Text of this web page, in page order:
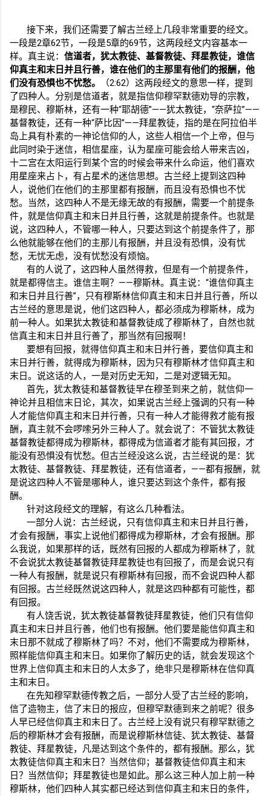
接下来，我们还需要了解古兰经上几段非常重要的经文。
一段是2章62节，一段是5章的69节，这两段经文内容基本一
样。真主说： 信道者，犹太教徒、基督教徒、拜星教徒，谁信
仰真主和末日并且行善，谁在他们的主那里有他们的报酬，他
们没有恐惧也不忧愁。
（2:62）这两段经文的意思一样，提到
了四种人。分别是信道者，就是指信仰穆罕默德劝导的宗教，
是穆民、穆斯林，还有一种“耶胡德”——犹太教徒，“奈萨拉”——
基督教徒，还有一种“萨比因”——拜星教徒，指的是在阿拉伯半
岛上具有朴素的一神论信仰的人，这些人相信一个上帝，但与
此同时染于迷信，相信星座，认为星座可能会给人带来吉凶，
十二宫在太阳运行到某个宫的时候会带来什么命运，他们喜欢
用星座来占卜，有占星术的迷信思想。古兰经上提到这四种
人，说他们在他们的主那里都有报酬，而且没有恐惧也不忧
愁。当然，这四种人不是无缘无故的有报酬，需要一个前提条
件，就是信仰真主和末日并且行善，这就是前提条件。也就是
说，这四种人，不管哪一种人，只要达到这个前提条件了，那
么他就能够在他们的主那儿有报酬，并且没有恐惧，没有忧
愁，无忧无虑，没有忧愁没有烦恼。
有的人说了，这四种人虽然得救，但是有一个前提条件，
就是都得信主。谁信主啊？——穆斯林。真主说：“谁信仰真主
和末日并且行善”，只有穆斯林信仰真主和末日并且行善，所以
古兰经的意思是说，他们这四种人，都必须成为穆斯林，成为
前一种人。如果犹太教徒和基督教徒成了穆斯林了，自然也就
信真主和末日并且行善了，那当然有回报啊！
要想有回报，就得信仰真主和末日并行善，要信仰真主和
末日并行善，就得成为穆斯林，因为只有穆斯林才信仰真主和
末日。说这话的人，一是对历史无知，二是对逻辑无知。
首先，犹太教徒和基督教徒早在穆圣到来之前，就信仰一
神论并且相信末日论，其次，如果说古兰经上强调的只有一种
人才能信仰真主和末日并行善，只有一种人才能得救才能有报
酬，真主就不会啰嗦另外三种人了。就会说了：不管犹太教徒
基督教徒都得成为穆斯林，都得成为信道者才能有其回报，才
能没有恐惧没有忧愁。但古兰经没这么说，古兰经说的是：犹
太教徒、基督教徒、拜星教徒，还有信道者，——都有报酬，就
是说这四种人不管是哪种人，谁只要达到这个条件，都有报
酬。
针对这段经文的理解，有这么几种看法。
一部分人说：古兰经说，只有信仰真主和末日并且行善，
才会有报酬，事实上说他们都得成为穆斯林，才会有报酬。那
么我说，如果那样的话，既然有回报的人都成为穆斯林了，就
不会说犹太教徒基督教徒拜星教徒也有回报了，而是会说只有
一种人有报酬，就是说只有穆斯林有回报，而不会说四种人都
有回报。古兰经既然说这四种人，就是这四种都有可能性，都
有回报。
有人饶舌说，犹太教徒基督教徒拜星教徒，他们只有信仰
真主和末日并且行善，他们也有报酬。他们要是能信仰真主和
末日那不就成了穆斯林了吗？不对，他们不需要成为穆斯林，
照样能信仰真主和末日。如果你了解历史的话，就会发现这个
世界上信仰真主和末日的人太多了，绝非只是穆斯林在信仰真
主和末日。
在先知穆罕默德传教之后，一部分人受了古兰经的影响，
信了造物主，信了末日的报应，但穆罕默德到来之前呢？很多
人早已经信仰真主和末日了。古兰经上没有说只有穆罕默德之
后的穆斯林才会有报酬，而是说穆斯林信徒、犹太教徒、基督
教徒、拜星教徒，凡是达到这个条件的，都有报酬。那么，犹
太教徒信仰真主和末日？当然信仰；基督教徒信仰真主和末
日？当然信仰；拜星教徒也是如此。那么这三种人加上前一种
穆斯林，他们四种人其实都已经达到信仰真主和末日的条件，